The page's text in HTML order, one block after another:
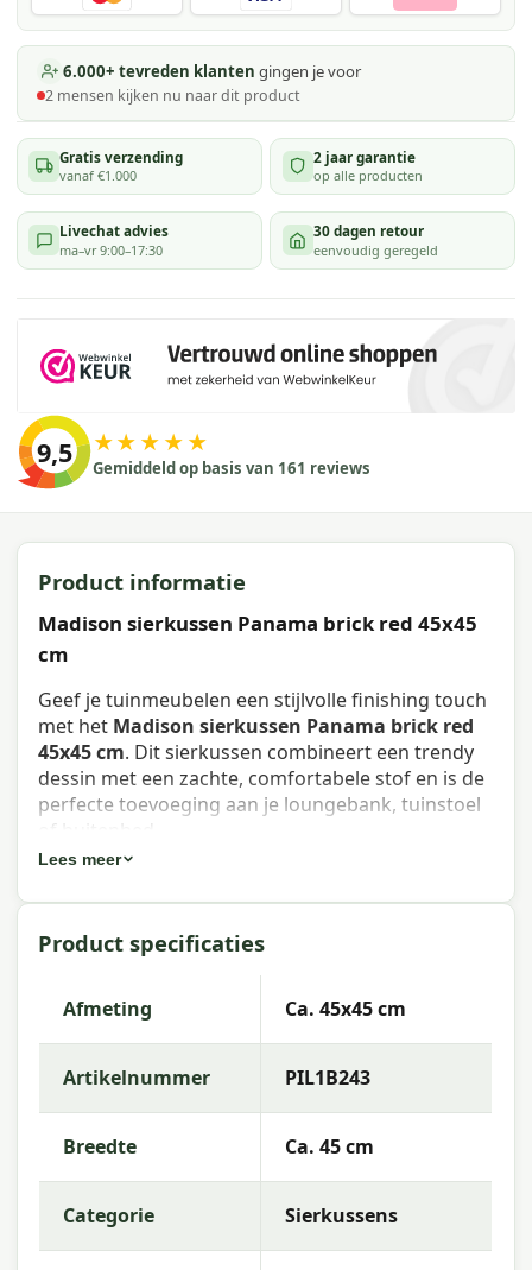
6.000+ tevreden klanten gingen je voor
2 mensen kijken nu naar dit product
Gratis verzending
vanaf €1.000
2 jaar garantie
op alle producten
Livechat advies
ma–vr 9:00–17:30
30 dagen retour
eenvoudig geregeld
9,5 ★★★★★
Gemiddeld op basis van 161 reviews
Product informatie
Madison sierkussen Panama brick red 45x45
cm
Geef je tuinmeubelen een stijlvolle finishing touch
met het Madison sierkussen Panama brick red
45x45 cm. Dit sierkussen combineert een trendy
dessin met een zachte, comfortabele stof en is de
perfecte toevoeging aan je loungebank, tuinstoel
of buitenbed.
Artikelnummer:
EAN:8713229269807
Afmeting:Ca. 45x45 cm
Stof:50% Cotton 45% Polyester 5% Other fibers
Vulling:Polyester Fiberfill
Lees meer
Product specificaties
Afmeting Ca. 45x45 cm
Artikelnummer PIL1B243
Breedte Ca. 45 cm
Categorie Sierkussens